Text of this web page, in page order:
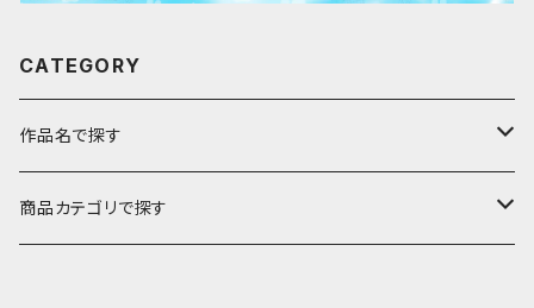
CATEGORY
作品名で探す
ア行
商品カテゴリで探す